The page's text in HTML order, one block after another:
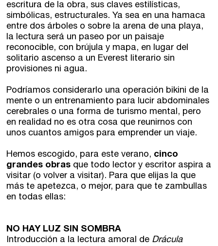
Zaragoza
Santander
Gijón
Palma
Las Palmas
fuentetaja
Quiénes somos
Nuestra filosofía
Nuestro equipo
Coordinadores
Comunidad
Club de Escritura
Concursos
Catálogo
escritura de la obra, sus claves estilísticas,
simbólicas, estructurales. Ya sea en una hamaca
entre dos árboles o sobre la arena de una playa,
la lectura será un paseo por un paisaje
reconocible, con brújula y mapa, en lugar del
solitario ascenso a un Everest literario sin
provisiones ni agua.
Podríamos considerarlo una operación bikini de la
mente o un entrenamiento para lucir abdominales
cerebrales o una forma de turismo mental, pero
en realidad no es otra cosa que reunirnos con
unos cuantos amigos para emprender un viaje.
Hemos escogido, para este verano, cinco
grandes obrasque todo lector y escritor aspira a
visitar (o volver a visitar). Para que elijas la que
más te apetezca, o mejor, para que te zambullas
en todas ellas:
NO HAY LUZ SIN SOMBRA
Introducción a la lectura amoral de Drácula